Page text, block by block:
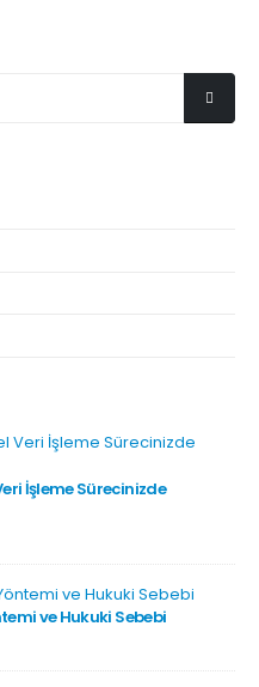
İşleme Sürecinizde
ve Hukuki Sebebi